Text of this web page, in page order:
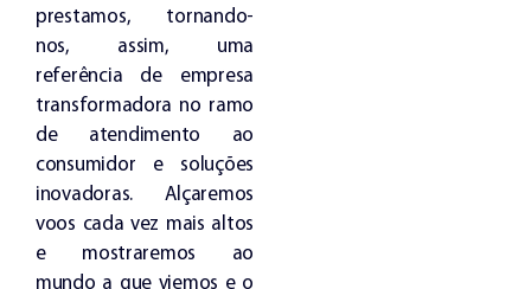
prestamos, tornando-
nos, assim, uma
referência de empresa
transformadora no ramo
de atendimento ao
consumidor e soluções
inovadoras. Alçaremos
voos cada vez mais altos
e mostraremos ao
mundo a que viemos e o